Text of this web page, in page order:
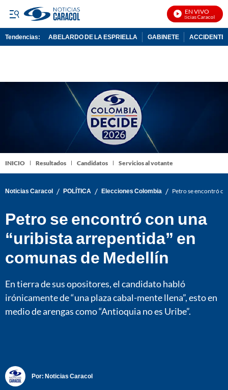
EN VIVO
Noticias Caracol En
Tendencias: ABELARDO DE LA ESPRIELLA GABINETE ACCIDENTE
INICIO Resultados Candidatos Servicios al votante
Noticias Caracol / POLÍTICA / Elecciones Colombia / Petro se encontró
Petro se encontró con una
“uribista arrepentida” en
comunas de Medellín
En tierra de sus opositores, el candidato habló
irónicamente de “una plaza cabal-mente llena”, esto en
medio de arengas como “Antioquia no es Uribe”.
Por: Noticias Caracol